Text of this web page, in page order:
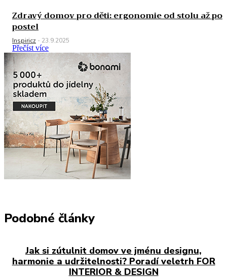
Zdravý domov pro děti: ergonomie od stolu až po
postel
Inspiricz - 23.9.2025
Přečíst více
Podobné články
Jak si zútulnit domov ve jménu designu,
harmonie a udržitelnosti? Poradí veletrh FOR
INTERIOR & DESIGN